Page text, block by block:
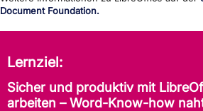
Document Foundation.
Lernziel:
Sicher und produktiv mit
arbeiten – Word-Know-how